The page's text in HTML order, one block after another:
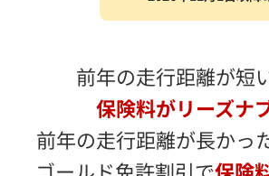
前年の走行距離が短
保険料がリーズナ
前年の走行距離が長かっ